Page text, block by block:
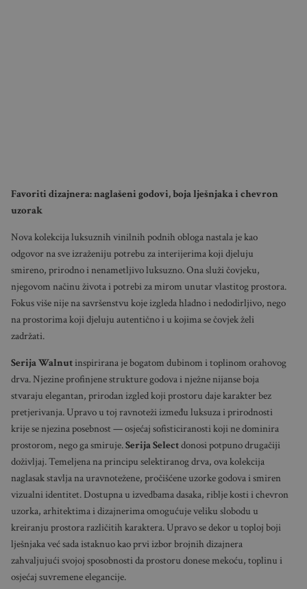
Favoriti dizajnera: naglašeni godovi, boja lješnjaka i chevron
uzorak
Nova kolekcija luksuznih vinilnih podnih obloga nastala je kao
odgovor na sve izraženiju potrebu za interijerima koji djeluju
smireno, prirodno i nenametljivo luksuzno. Ona služi čovjeku,
njegovom načinu života i potrebi za mirom unutar vlastitog prostora.
Fokus više nije na savršenstvu koje izgleda hladno i nedodirljivo, nego
na prostorima koji djeluju autentično i u kojima se čovjek želi
zadržati.
Serija Walnutinspirirana je bogatom dubinom i toplinom orahovog
drva. Njezine profinjene strukture godova i nježne nijanse boja
stvaraju elegantan, prirodan izgled koji prostoru daje karakter bez
pretjerivanja. Upravo u toj ravnoteži između luksuza i prirodnosti
krije se njezina posebnost — osjećaj sofisticiranosti koji ne dominira
prostorom, nego ga smiruje.Serija Selectdonosi potpuno drugačiji
doživljaj. Temeljena na principu selektiranog drva, ova kolekcija
naglasak stavlja na uravnotežene, pročišćene uzorke godova i smiren
vizualni identitet. Dostupna u izvedbama dasaka, riblje kosti i chevron
uzorka, arhitektima i dizajnerima omogućuje veliku slobodu u
kreiranju prostora različitih karaktera. Upravo se dekor u toploj boji
lješnjaka već sada istaknuo kao prvi izbor brojnih dizajnera
zahvaljujući svojoj sposobnosti da prostoru donese mekoću, toplinu i
osjećaj suvremene elegancije.